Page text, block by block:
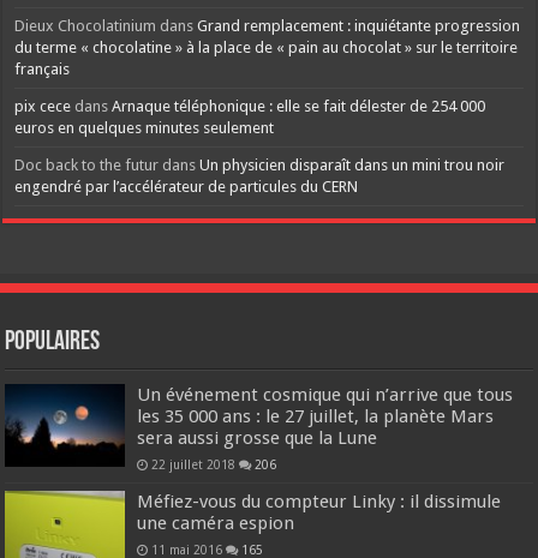
Dieux Chocolatinium dansGrand remplacement : inquiétante progression
du terme « chocolatine » à la place de « pain au chocolat » sur le territoire
français
pix cece dansArnaque téléphonique : elle se fait délester de 254 000
euros en quelques minutes seulement
Doc back to the futur dansUn physicien disparaît dans un mini trou noir
engendré par l’accélérateur de particules du CERN
Populaires
Un événement cosmique qui n’arrive que tous
les 35 000 ans : le 27 juillet, la planète Mars
sera aussi grosse que la Lune
22 juillet 2018 206
Méfiez-vous du compteur Linky : il dissimule
une caméra espion
11 mai 2016 165